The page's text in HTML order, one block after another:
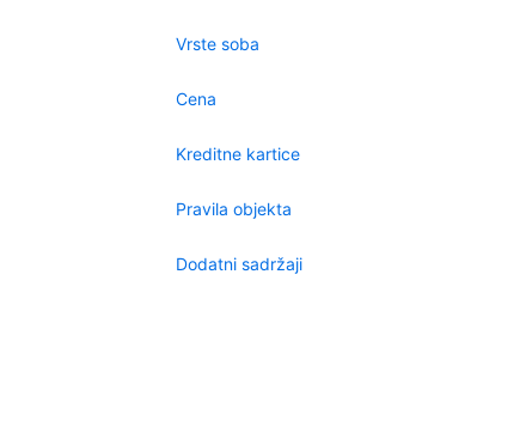
Vrste soba
Cena
Kreditne kartice
Pravila objekta
Dodatni sadržaji